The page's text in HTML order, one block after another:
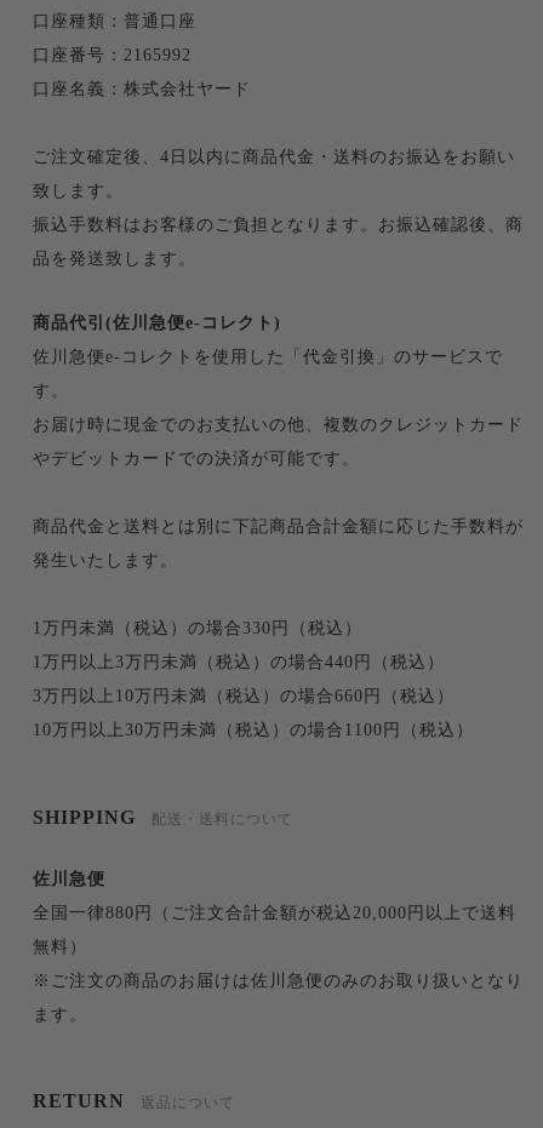
口座種類：普通口座
口座番号：2165992
口座名義：株式会社ヤード
ご注文確定後、4日以内に商品代金・送料のお振込をお願い
致します。
振込手数料はお客様のご負担となります。お振込確認後、商
品を発送致します。
商品代引(佐川急便e-コレクト)
佐川急便e-コレクトを使用した「代金引換」のサービスで
す。
お届け時に現金でのお支払いの他、複数のクレジットカード
やデビットカードでの決済が可能です。
商品代金と送料とは別に下記商品合計金額に応じた手数料が
発生いたします。
1万円未満（税込）の場合330円（税込）
1万円以上3万円未満（税込）の場合440円（税込）
3万円以上10万円未満（税込）の場合660円（税込）
10万円以上30万円未満（税込）の場合1100円（税込）
SHIPPING 配送・送料について
佐川急便
全国一律880円（ご注文合計金額が税込20,000円以上で送料
無料）
※ご注文の商品のお届けは佐川急便のみのお取り扱いとなり
ます。
RETURN 返品について